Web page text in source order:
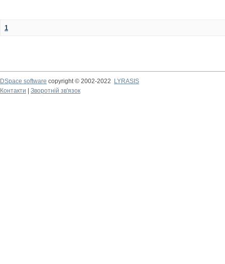
1
DSpace software copyright © 2002-2022
LYRASIS
Контакти
Зворотній зв'язок